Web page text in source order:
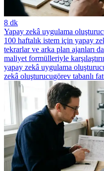
8 dk
Yapay zekâ uygulama
100 haftalık istem için yapay
tekrarlar ve arka plan ajanları
maliyet formülleriyle
yapay zekâ uygulama
zekâ oluşturucugörev tabanlı